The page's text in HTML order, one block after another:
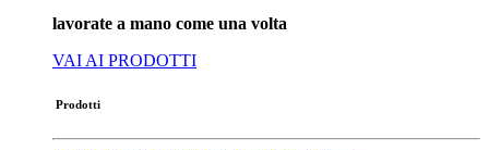
lavorate a mano come una volta
VAI AI PRODOTTI
Prodotti